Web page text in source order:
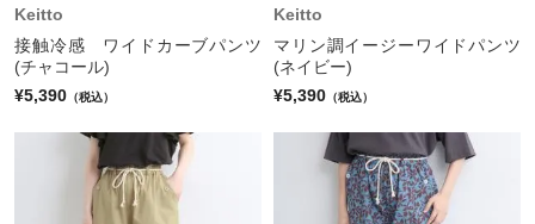
Keitto
接触冷感 ワイドカーブパンツ
(チャコール)
¥5,390 （税込）
Keitto
マリン調イージーワイドパンツ
(ネイビー)
¥5,390 （税込）